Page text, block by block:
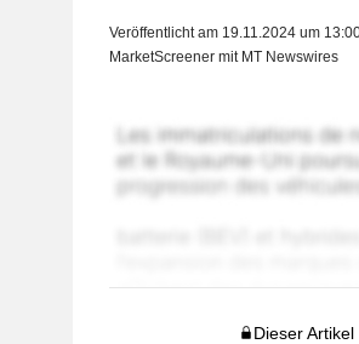
Veröffentlicht am 19.11.2024 um
MarketScreener mit MT Newswires
Dieser